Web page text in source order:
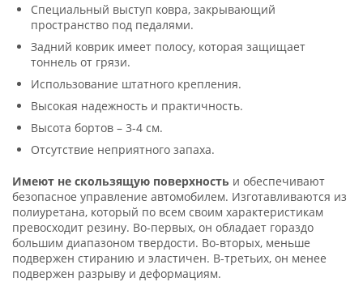
Специальный выступ ковра, закрывающий
пространство под педалями.
Задний коврик имеет полосу, которая защищает
тоннель от грязи.
Использование штатного крепления.
Высокая надежность и практичность.
Высота бортов – 3-4 см.
Отсутствие неприятного запаха.
Имеют не скользящую поверхность и обеспечивают
безопасное управление автомобилем. Изготавливаются из
полиуретана, который по всем своим характеристикам
превосходит резину. Во-первых, он обладает гораздо
большим диапазоном твердости. Во-вторых, меньше
подвержен стиранию и эластичен. В-третьих, он менее
подвержен разрыву и деформациям.